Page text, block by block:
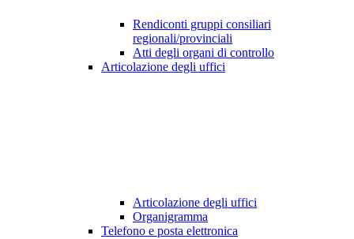
Rendiconti gruppi consiliari
regionali/provinciali
Atti degli organi di controllo
Articolazione degli uffici
Articolazione degli uffici
Organigramma
Telefono e posta elettronica